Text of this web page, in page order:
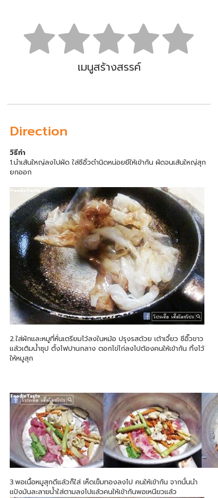
เมนูสร้างสรรค์
Direction
วิธีทำ
1.นำเส้นใหญ่ลงไปผัด ใส่ซีอิ้วดำนิดหน่อยยีให้เข้ากัน ผัดจนเส้นใหญ่สุก
ยกออก
2.ใส่ผักและหมูที่หั่นเตรียมไว้ลงในหม้อ ปรุงรสด้วย เต้าเจี้ยว ซีอิ๊วขาว
แล้วเติมน้ำซุป ตั้งไฟปานกลาง ตอกไข่ไก่ลงไปต้องคนให้เข้ากัน ทิ้งไว้
ให้หมูสุก
3.พอเนื้อหมูสุกดีแล้วก็ใส่ เห็ดเข็มทองลงไป คนให้เข้ากัน จากนั้นนำ
แป้งมันละลายน้ำใส่ตามลงไปแล้วคนให้เข้ากันพอเหนียวแล้ว